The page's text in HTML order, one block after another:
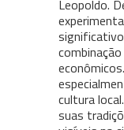
Leopoldo.
cultura
suas